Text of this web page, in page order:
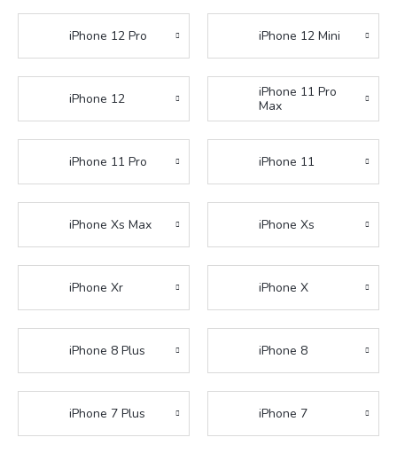
iPhone 12 Pro iPhone 12 Mini
iPhone 12
iPhone 11 Pro
Max
iPhone 11 Pro iPhone 11
iPhone Xs Max iPhone Xs
iPhone Xr iPhone X
iPhone 8 Plus iPhone 8
iPhone 7 Plus iPhone 7